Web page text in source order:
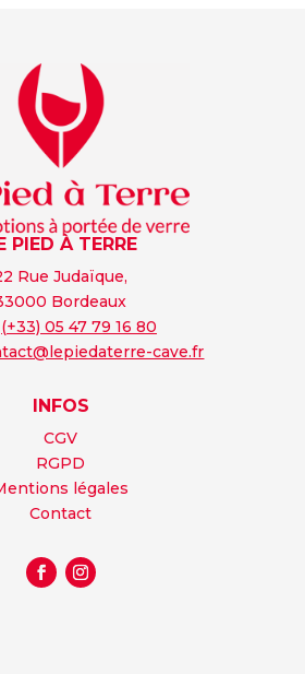
PIED À TERRE
Rue Judaïque,
Bordeaux
(+33) 05 47 79 16 80
cave.fr
INFOS
CGV
RGPD
légales
Contact